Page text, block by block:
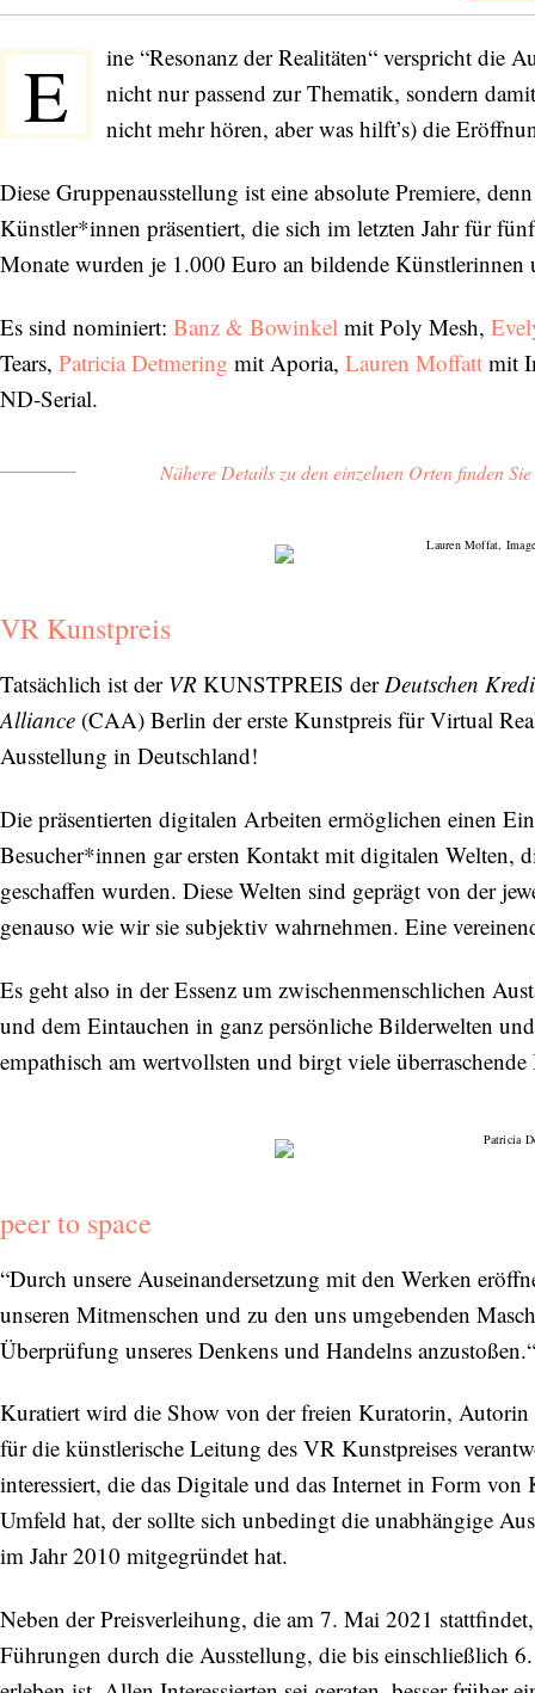
E
ine “Resonanz der Realitäten“ verspricht die
nicht nur passend zur Thematik, sondern
nicht mehr hören, aber was hilft’s) die
Diese Gruppenausstellung ist eine absolute Premiere,
Künstler*innen präsentiert, die sich im letzten Jahr für
Monate wurden je 1.000 Euro an bildende
Es sind nominiert: Banz & Bowinkel mit Poly Mesh,
Tears, Patricia Detmering mit Aporia, Lauren Moffatt mit
ND-Serial.
Nähere Details zu den einzelnen Orten finden
VR Kunstpreis
Tatsächlich ist der VR KUNSTPREIS der Deutschen
Alliance (CAA) Berlin der erste Kunstpreis für Virtual
Ausstellung in Deutschland!
Die präsentierten digitalen Arbeiten ermöglichen einen
Besucher*innen gar ersten Kontakt mit digitalen Welten,
geschaffen wurden. Diese Welten sind geprägt von der
genauso wie wir sie subjektiv wahrnehmen. Eine
Es geht also in der Essenz um zwischenmenschlichen
und dem Eintauchen in ganz persönliche Bilderwelten
empathisch am wertvollsten und birgt viele
peer to space
“Durch unsere Auseinandersetzung mit den Werken
unseren Mitmenschen und zu den uns umgebenden
Überprüfung unseres Denkens und Handelns anzustoßen.“
Kuratiert wird die Show von der freien Kuratorin,
für die künstlerische Leitung des VR Kunstpreises
interessiert, die das Digitale und das Internet in Form von
Umfeld hat, der sollte sich unbedingt die unabhängige
im Jahr 2010 mitgegründet hat.
Neben der Preisverleihung, die am 7. Mai 2021
Führungen durch die Ausstellung, die bis einschließlich
Abonnieren Sie unseren Newsletter
Entdecken Sie jede Woche neue schöne